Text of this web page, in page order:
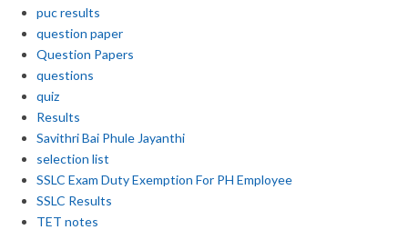
puc results
question paper
Question Papers
questions
quiz
Results
Savithri Bai Phule Jayanthi
selection list
SSLC Exam Duty Exemption For PH Employee
SSLC Results
TET notes